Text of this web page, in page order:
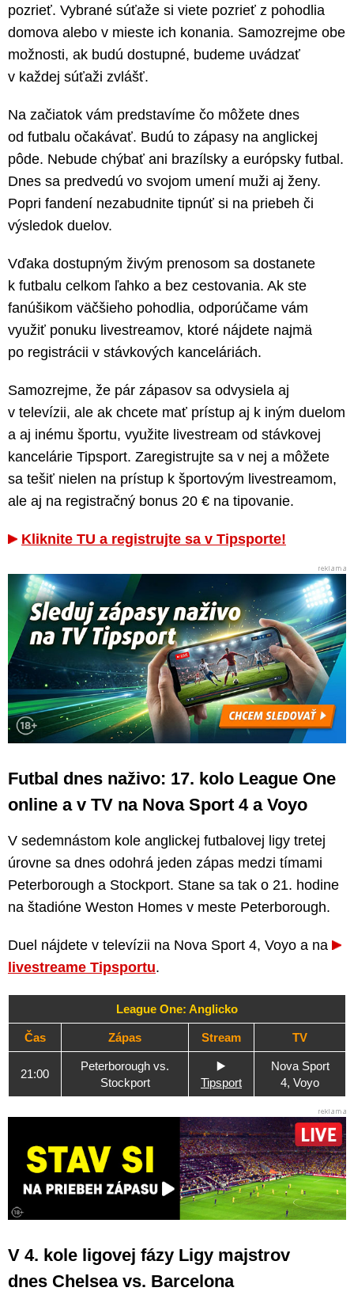
pozrieť. Vybrané súťaže si viete pozrieť z pohodlia
domova alebo v mieste ich konania. Samozrejme obe
možnosti, ak budú dostupné, budeme uvádzať
v každej súťaži zvlášť.
Na začiatok vám predstavíme čo môžete dnes
od futbalu očakávať. Budú to zápasy na anglickej
pôde. Nebude chýbať ani brazílsky a európsky futbal.
Dnes sa predvedú vo svojom umení muži aj ženy.
Popri fandení nezabudnite tipnúť si na priebeh či
výsledok duelov.
Vďaka dostupným živým prenosom sa dostanete
k futbalu celkom ľahko a bez cestovania. Ak ste
fanúšikom väčšieho pohodlia, odporúčame vám
využiť ponuku livestreamov, ktoré nájdete najmä
po registrácii v stávkových kanceláriách.
Samozrejme, že pár zápasov sa odvysiela aj
v televízii, ale ak chcete mať prístup aj k iným duelom
a aj inému športu, využite livestream od stávkovej
kancelárie Tipsport. Zaregistrujte sa v nej a môžete
sa tešiť nielen na prístup k športovým livestreamom,
ale aj na registračný bonus 20 € na tipovanie.
Kliknite TU a registrujte sa v Tipsporte!
Futbal dnes naživo: 17. kolo League One
online a v TV na Nova Sport 4 a Voyo
V sedemnástom kole anglickej futbalovej ligy tretej
úrovne sa dnes odohrá jeden zápas medzi tímami
Peterborough a Stockport. Stane sa tak o 21. hodine
na štadióne Weston Homes v meste Peterborough.
Duel nájdete v televízii na Nova Sport 4, Voyo a na
livestreame Tipsportu.
League One: Anglicko
Čas Zápas Stream TV
21:00
Peterborough vs.
Stockport
▶️
Tipsport
Nova Sport
4, Voyo
V 4. kole ligovej fázy Ligy majstrov
dnes Chelsea vs. Barcelona